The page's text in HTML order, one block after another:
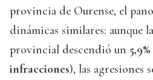
provincia de Ourense, el
dinámicas similares: aunque
provincial descendió un 5,9%
infracciones), las agresiones